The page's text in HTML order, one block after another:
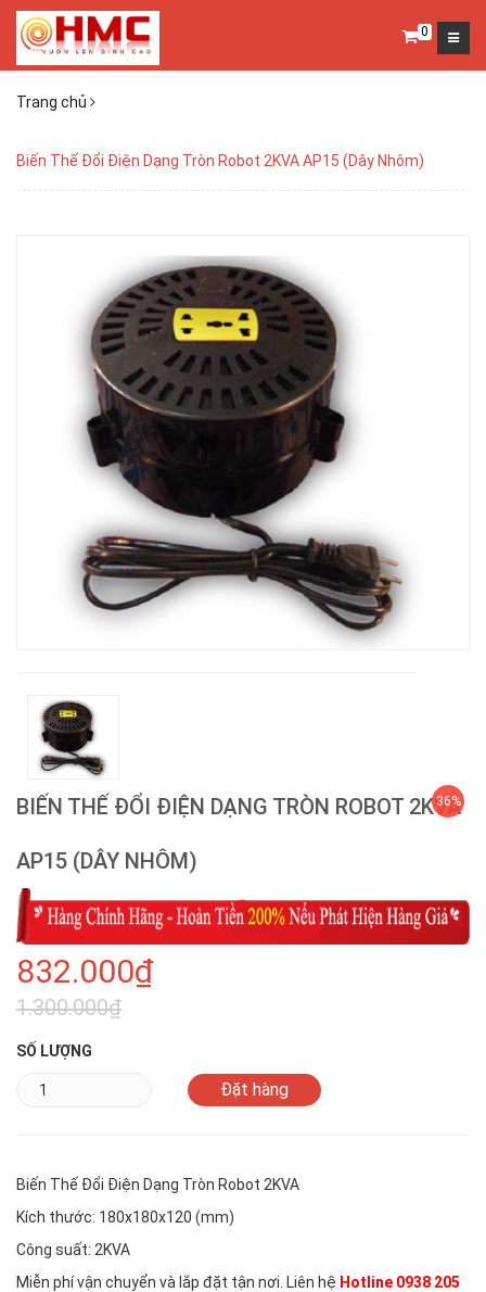
0
Trang chủ
Biến Thế Đổi Điện Dạng Tròn Robot 2KVA AP15 (Dây Nhôm)
BIẾN THẾ ĐỔI ĐIỆN DẠNG TRÒN ROBOT 2KVA
AP15 (DÂY NHÔM)
832.000₫
1.300.000₫
36%
SỐ LƯỢNG
Biến Thế Đổi Điện Dạng Tròn Robot 2KVA
Kích thước: 180x180x120 (mm)
Công suất: 2KVA
Miễn phí vận chuyển và lắp đặt tận nơi. Liên hệ Hotline 0938 205